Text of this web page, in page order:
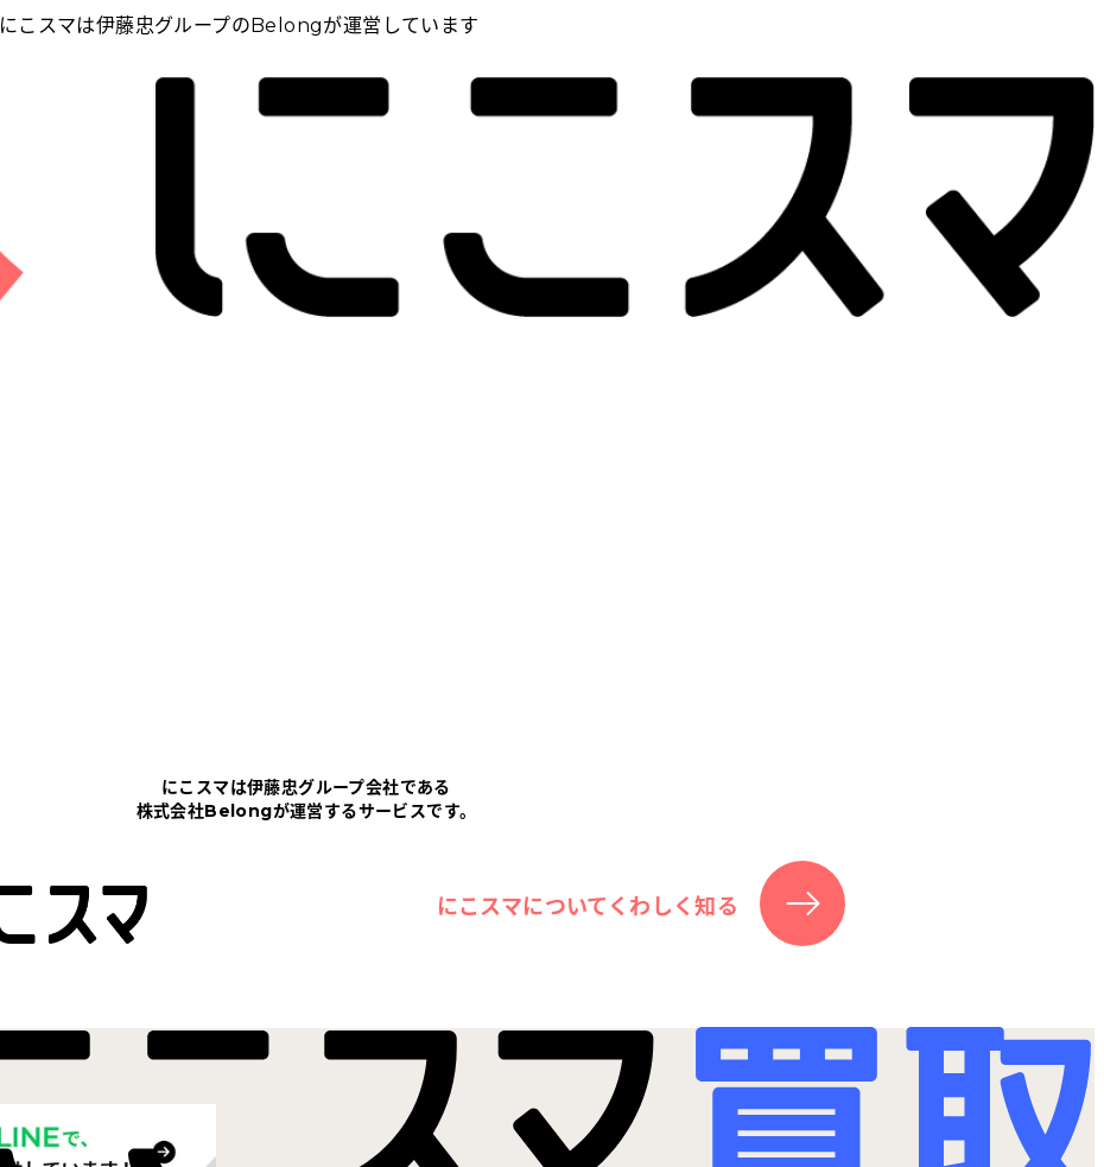
にこスマは伊藤忠グループのBelongが運営しています
にこスマは伊藤忠グループ会社である
株式会社Belongが運営するサービスです。
にこスマについてくわしく知る